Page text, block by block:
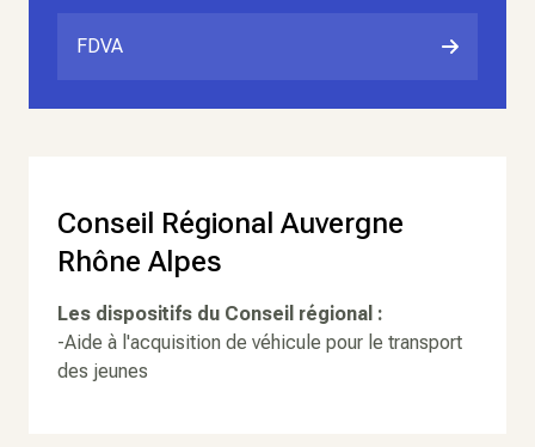
FDVA
Conseil Régional Auvergne
Rhône Alpes
Les dispositifs du Conseil régional :
-Aide à l'acquisition de véhicule pour le transport
des jeunes